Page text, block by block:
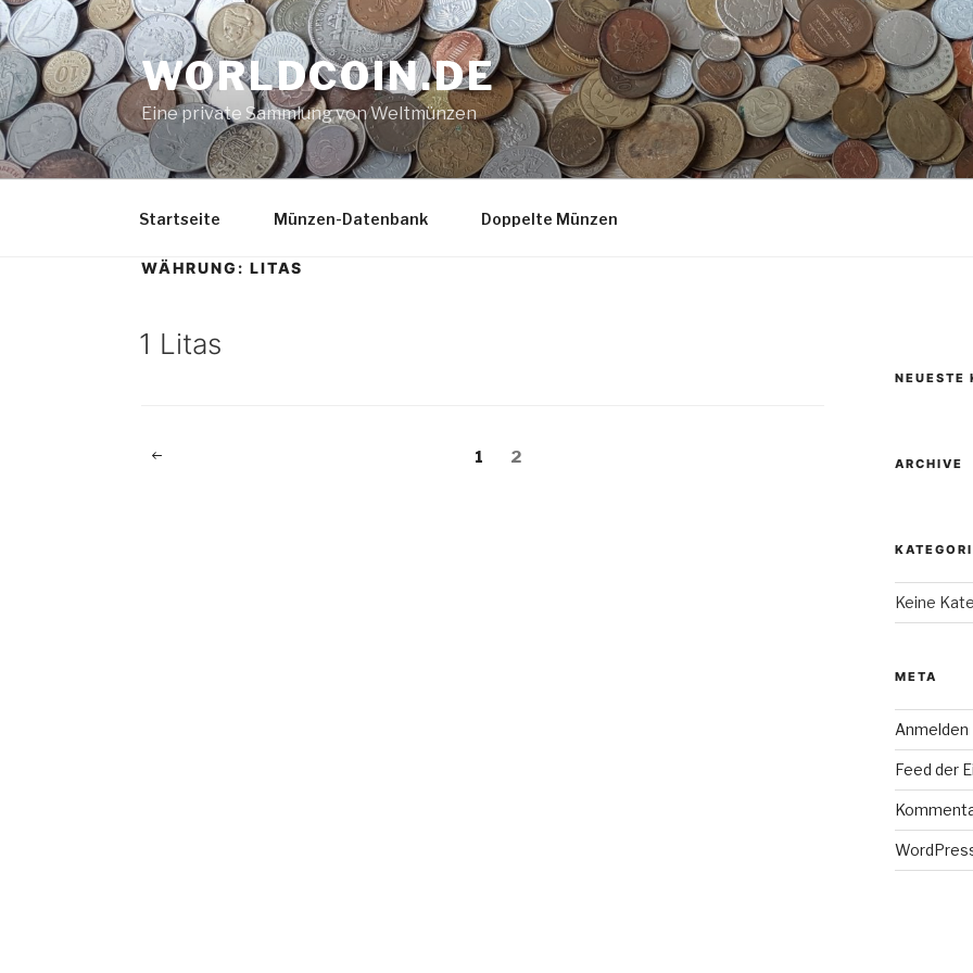
Zum
Inhalt
springen
WORLDCOIN.DE
Eine private Sammlung von Weltmünzen
Startseite Münzen-Datenbank Doppelte Münzen
WÄHRUNG: LITAS
1 Litas
Beitragsnavigation
Vorherige
Seite
1 Seite
2
NEUESTE
ARCHIVE
Keine
META
Anmelden
Feed der